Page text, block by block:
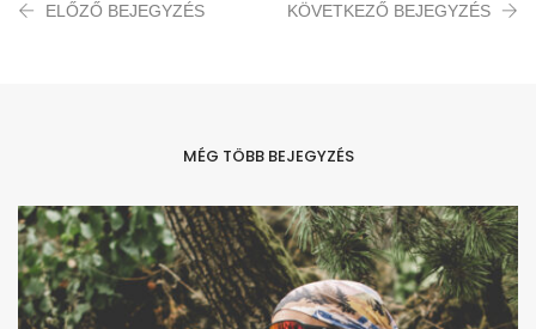
ELŐZŐ BEJEGYZÉS KÖVETKEZŐ BEJEGYZÉS
MÉG TÖBB BEJEGYZÉS